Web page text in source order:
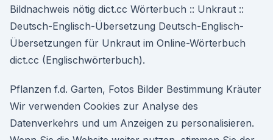
Bildnachweis nötig dict.cc Wörterbuch :: Unkraut ::
Deutsch-Englisch-Übersetzung Deutsch-Englisch-
Übersetzungen für Unkraut im Online-Wörterbuch
dict.cc (Englischwörterbuch).
Pflanzen f.d. Garten, Fotos Bilder Bestimmung Kräuter
Wir verwenden Cookies zur Analyse des
Datenverkehrs und um Anzeigen zu personalisieren.